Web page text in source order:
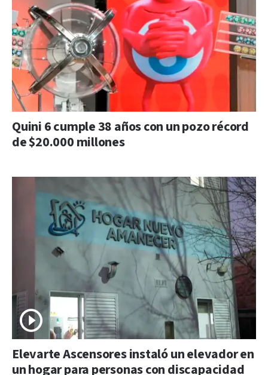
Quini 6 cumple 38 años con un pozo récord
de $20.000 millones
Elevarte Ascensores instaló un elevador en
un hogar para personas con discapacidad